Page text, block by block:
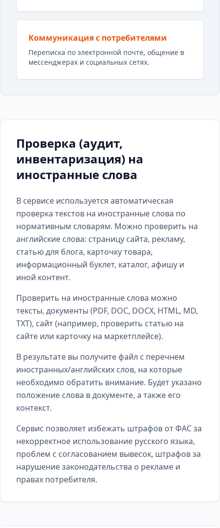
Коммуникация с потребителями
Переписка по электронной почте, общение в
мессенджерах и социальных сетях.
Проверка (аудит,
инвентаризация) на
иностранные слова
В сервисе используется автоматическая
проверка текстов на иностранные слова по
нормативным словарям. Можно проверить на
английские слова: страницу сайта, рекламу,
статью для блога, карточку товара,
информационный буклет, каталог, афишу и
иной контент.
Проверить на иностранные слова можно
тексты, документы (PDF, DOC, DOCX, HTML, MD,
TXT), сайт (например, проверить статью на
сайте или карточку на маркетплейсе).
В результате вы получите файл с перечнем
иностранных/английских слов, на которые
необходимо обратить внимание. Будет указано
положение слова в документе, а также его
контекст.
Сервис позволяет избежать штрафов от ФАС за
некорректное использование русского языка,
проблем с согласованием вывесок, штрафов за
нарушение законодательства о рекламе и
правах потребителя.